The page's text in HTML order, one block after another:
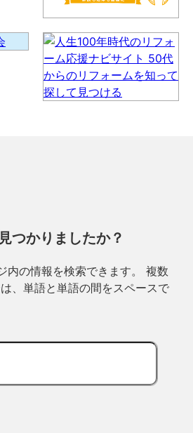
つかりましたか？
内の情報を検索できます。 複数
、単語と単語の間をスペースで